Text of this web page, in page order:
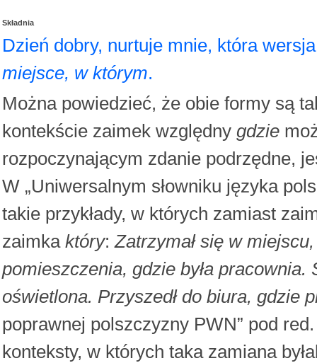
Składnia
Dzień dobry, nurtuje mnie, która
miejsce, w którym.
Można powiedzieć, że obie formy są
kontekście zaimek względny gdzie
rozpoczynającym zdanie podrzędne,
W „Uniwersalnym słowniku języka
takie przykłady, w których zamiast
zaimka który:Zatrzymał się w
pomieszczenia, gdzie była
oświetlona. Przyszedł do biura, gdzie
poprawnej polszczyzny PWN” pod
konteksty, w których taka zamiana